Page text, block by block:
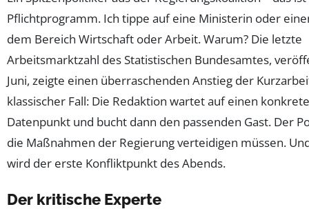
Pflichtprogramm. Ich tippe auf eine Ministerin oder
dem Bereich Wirtschaft oder Arbeit. Warum? Die letzte
Arbeitsmarktzahl des Statistischen Bundesamtes,
Juni, zeigte einen überraschenden Anstieg der
klassischer Fall: Die Redaktion wartet auf einen
Datenpunkt und bucht dann den passenden Gast. Der
die Maßnahmen der Regierung verteidigen müssen.
wird der erste Konfliktpunkt des Abends.
Der kritische Experte